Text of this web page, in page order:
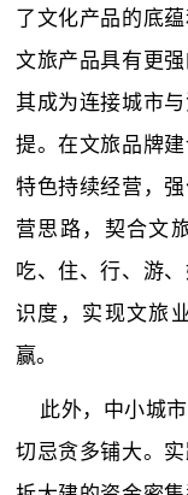
了文化产品的底
文旅产品具有更
其成为连接城市
提。在文旅品牌
特色持续经营，
营思路，契合文
吃、住、行、游
识度，实现文旅
赢。
此外，中小城
切忌贪多铺大。